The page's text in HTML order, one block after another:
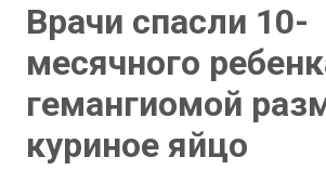
Врачи спасли 10-
месячного
гемангиомой
куриное яйцо